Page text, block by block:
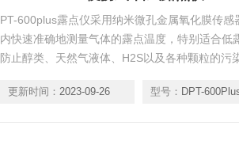
PT-600plus露点仪采用纳米微孔金属氧化膜传
内快速准确地测量气体的露点温度，特别适合低
防止醇类、天然气液体、H2S以及各种颗粒的污
仪器。
更新时间： 2023-09-26 型号： DPT-